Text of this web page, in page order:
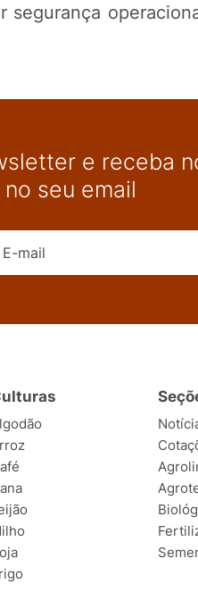
segurança
e receba
seu email